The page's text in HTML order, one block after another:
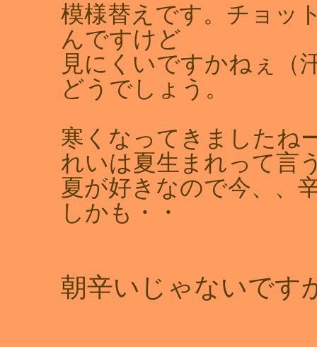
模様替えです。チョッ
んですけど
見にくいですかねぇ（
どうでしょう。
寒くなってきましたね
れいは夏生まれって言
夏が好きなので今、、
しかも・・
朝辛いじゃないです